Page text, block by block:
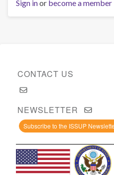
Sign inor become a member
CONTACT US
NEWSLETTER
Subscribe to the ISSUP